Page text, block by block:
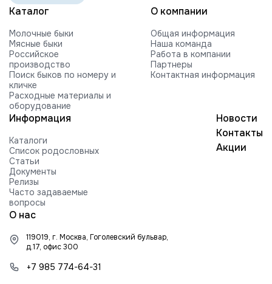
Каталог
Молочные быки
Мясные быки
Российское
производство
Поиск быков по номеру и
кличке
Расходные материалы и
оборудование
О компании
Общая информация
Наша команда
Работа в компании
Партнеры
Контактная информация
Информация
Каталоги
Список родословных
Статьи
Документы
Релизы
Часто задаваемые
вопросы
Новости
Контакты
Акции
О нас
119019, г. Москва, Гоголевский бульвар,
д.17, офис 300
+7 985 774-64-31